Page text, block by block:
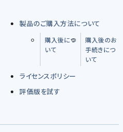
製品のご購入方法について
購入後につ
いて
購入後のお
手続きにつ
いて
ライセンスポリシー
評価版を試す